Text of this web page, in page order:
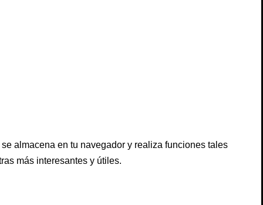
almacena en tu navegador y realiza funciones tales
más interesantes y útiles.